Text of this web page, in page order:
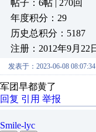
帖子：6帖 | 270回
年度积分：29
历史总积分：5187
注册：2012年9月22
发表于：2023-06-08 08:07:34
军团早都黄了
回复 引用 举报
Smile-lyc